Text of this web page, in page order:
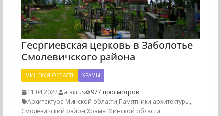
Георгиевская церковь в Заболотье
Смолевичского района
МИНСКАЯ ОБЛАСТЬ ХРАМЫ
11.04.2022 ataurus
977 просмотров
Архитектура Минской области,Памятники архитектуры,
Смолевичский район,Храмы Минской области